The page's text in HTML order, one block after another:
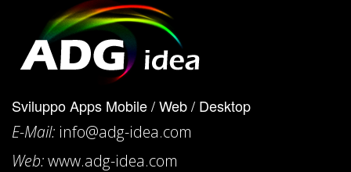
Sviluppo Apps Mobile / Web / Desktop
E-Mail: info@adg-idea.com
Web:www.adg-idea.com